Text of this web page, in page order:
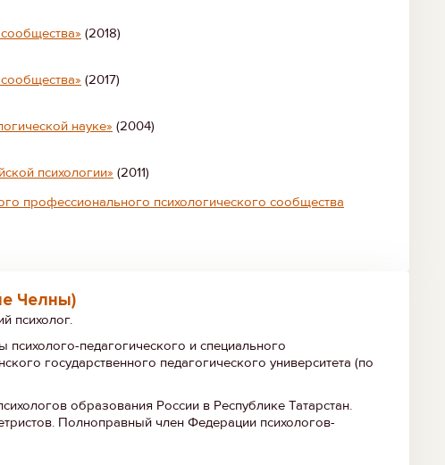
(2018)
(2017)
науке» (2004)
психологии» (2011)
профессионального психологического сообщества
Челны)
психолог.
педагогического и специального
государственного педагогического университета (по
образования России в Республике Татарстан.
Полноправный член Федерации психологов-